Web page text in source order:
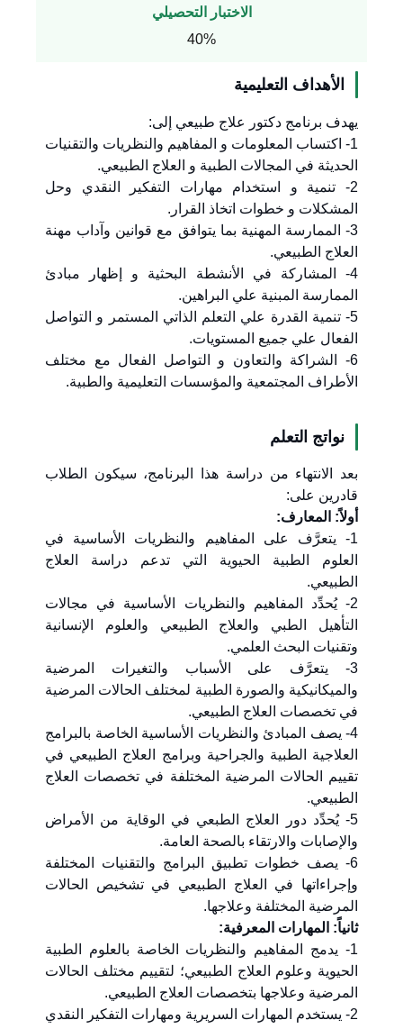
الاختبار التحصيلي
40%
الأهداف التعليمية
يهدف برنامج دكتور علاج طبيعي إلى:
1- اكتساب المعلومات و المفاهيم والنظريات والتقنيات
الحديثة في المجالات الطبية و العلاج الطبيعي.
2- تنمية و استخدام مهارات التفكير النقدي وحل
المشكلات و خطوات اتخاذ القرار.
3- الممارسة المهنية بما يتوافق مع قوانين وآداب مهنة
العلاج الطبيعي.
4- المشاركة في الأنشطة البحثية و إظهار مبادئ
الممارسة المبنية علي البراهين.
5- تنمية القدرة علي التعلم الذاتي المستمر و التواصل
الفعال علي جميع المستويات.
6- الشراكة والتعاون و التواصل الفعال مع مختلف
الأطراف المجتمعية والمؤسسات التعليمية والطبية.
نواتج التعلم
بعد الانتهاء من دراسة هذا البرنامج، سيكون الطلاب
قادرين على:
أولاً: المعارف:
1- يتعرَّف على المفاهيم والنظريات الأساسية في
العلوم الطبية الحيوية التي تدعم دراسة العلاج
الطبيعي.
2- يُحدِّد المفاهيم والنظريات الأساسية في مجالات
التأهيل الطبي والعلاج الطبيعي والعلوم الإنسانية
وتقنيات البحث العلمي.
3- يتعرَّف على الأسباب والتغيرات المرضية
والميكانيكية والصورة الطبية لمختلف الحالات المرضية
في تخصصات العلاج الطبيعي.
4- يصف المبادئ والنظريات الأساسية الخاصة بالبرامج
العلاجية الطبية والجراحية وبرامج العلاج الطبيعي في
تقييم الحالات المرضية المختلفة في تخصصات العلاج
الطبيعي.
5- يُحدِّد دور العلاج الطبعي في الوقاية من الأمراض
والإصابات والارتقاء بالصحة العامة.
6- يصف خطوات تطبيق البرامج والتقنيات المختلفة
وإجراءاتها في العلاج الطبيعي في تشخيص الحالات
المرضية المختلفة وعلاجها.
ثانياً: المهارات المعرفية:
1- يدمج المفاهيم والنظريات الخاصة بالعلوم الطبية
الحيوية وعلوم العلاج الطبيعي؛ لتقييم مختلف الحالات
المرضية وعلاجها بتخصصات العلاج الطبيعي.
2- يستخدم المهارات السريرية ومهارات التفكير النقدي